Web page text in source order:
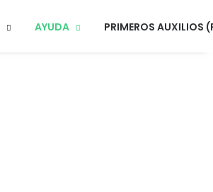
AYUDA PRIMEROS AUXILIOS